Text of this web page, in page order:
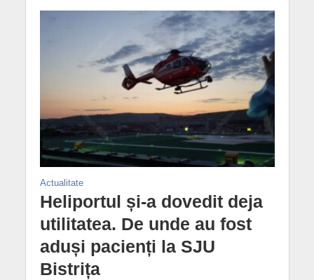
Actualitate
Heliportul și-a dovedit deja
utilitatea. De unde au fost
aduși pacienți la SJU
Bistrița